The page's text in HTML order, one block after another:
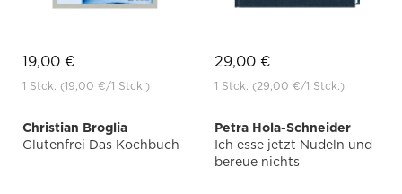
19,00 €
1 Stck. (19,00 €/1 Stck.)
29,00 €
1 Stck. (29,00 €/1 Stck.)
Christian Broglia
Glutenfrei Das Kochbuch
Petra Hola-Schneider
Ich esse jetzt Nudeln und
bereue nichts